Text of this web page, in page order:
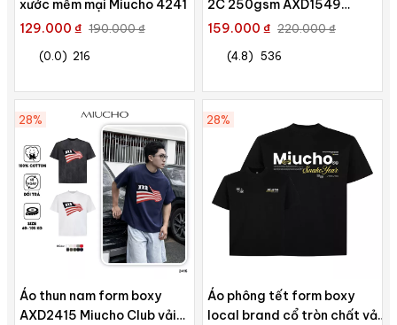
xước mềm mại Miucho 4241
129.000 ₫ 190.000 ₫
(0.0) 216
2C 250gsm AXD1549
Miucho Club Local Brand in
159.000 ₫ 220.000 ₫
(4.8) 536
28%
Áo thun nam form boxy
AXD2415 Miucho Club vải
28%
Áo phông tết form boxy
local brand cổ tròn chất vải